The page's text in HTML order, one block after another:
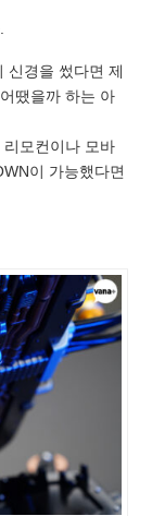
신경을 썼다면 제
땠을까 하는 아
모컨이나 모바
이 가능했다면